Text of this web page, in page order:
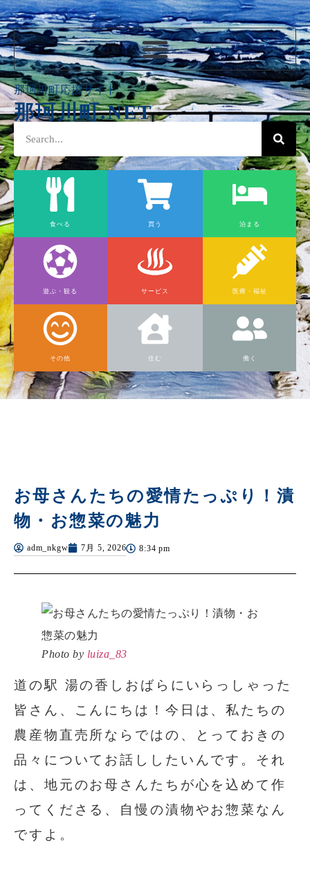
那珂川町応援サイト
那珂川町.NET
食べる 買う 泊まる
遊ぶ・観る サービス 医療・福祉
その他 住む 働く
お母さんたちの愛情たっぷり！漬
物・お惣菜の魅力
adm_nkgw 7月 5, 2026 8:34 pm
Photo by luiza_83
道の駅 湯の香しおばらにいらっしゃった
皆さん、こんにちは！今日は、私たちの
農産物直売所ならではの、とっておきの
品々についてお話ししたいんです。それ
は、地元のお母さんたちが心を込めて作
ってくださる、自慢の漬物やお惣菜なん
ですよ。